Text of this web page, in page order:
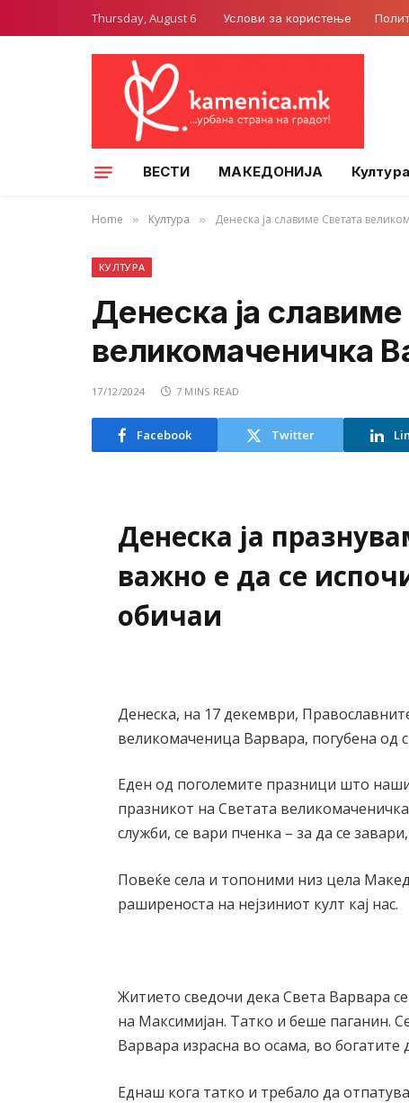
Thursday, August 6 Услови за користење
ВЕСТИ МАКЕДОНИЈА Култура
Home » Култура » Денеска ја славиме Светата
КУЛТУРА
Денеска ја
великомаченичка
17/12/2024 7 MINS READ
Facebook Twitter
Денеска ја
важно е да се
обичаи
Денеска, на 17 декември,
великомаченица Варвара, погубена од
Еден од поголемите празници што
празникот на Светата
служби, се вари пченка – за да се
Повеќе села и топоними низ цела
раширеноста на нејзиниот култ кај нас.
Житието сведочи дека Света Варвара
на Максимијан. Татко и беше паганин.
Варвара израсна во осама, во богатите
Еднаш кога татко и требало да